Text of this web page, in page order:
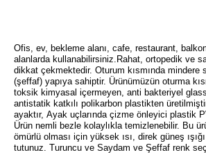
Ofis, ev, bekleme alanı, cafe, restaurant,
alanlarda kullanabilirsiniz.Rahat, ortopedik ve
dikkat çekmektedir. Oturum kısmında mindere
(şeffaf) yapıya sahiptir. Ürünümüzün oturma
toksik kimyasal içermeyen, anti bakteriyel
antistatik katkılı polikarbon plastikten
ayaktır, Ayak uçlarında çizme önleyici plastik
Ürün nemli bezle kolaylıkla temizlenebilir. Bu
ömürlü olması için yüksek ısı, direk güneş
tutunuz. Turuncu ve Saydam ve Şeffaf renk